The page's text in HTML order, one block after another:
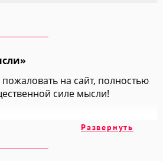
на сайт, полностью
силе мысли!
методик, позволяющихРазвернуть